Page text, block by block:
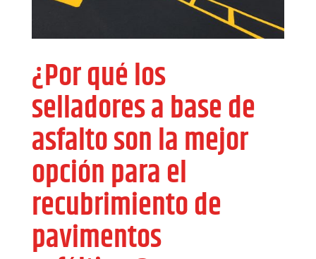
¿Por qué los
selladores a base de
asfalto son la mejor
opción para el
recubrimiento de
pavimentos